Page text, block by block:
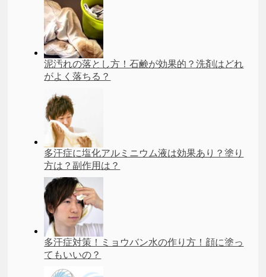
泥汚れの落とし方！石鹸が効果的？洗剤はどれ
がよく落ちる？
多汗症に塩化アルミニウム液は効果あり？塗り
方は？副作用は？
多汗症対策！ミョウバン水の作り方！顔に塗っ
てもいいの？